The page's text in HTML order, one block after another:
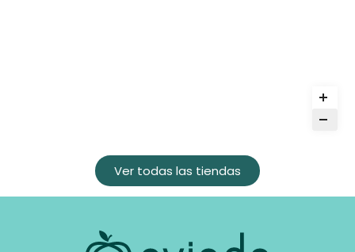
Ver todas las tiendas